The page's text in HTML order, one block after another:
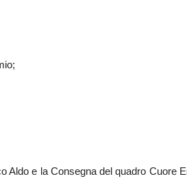
Aldo e la Consegna del quadro Cuore